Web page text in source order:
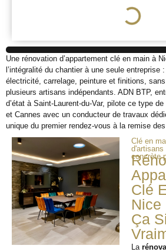
Une rénovation d’appartement clé en main à
l’intégralité du chantier à une seule entreprise
électricité, carrelage, peinture et finitions,
plusieurs artisans indépendants. ADN BTP,
d’état à Saint-Laurent-du-Var, pilote ce type
et Cannes avec un conducteur de travaux
unique du premier rendez-vous à la remise des
Clé en
d'artisans
concrète
Clé
Nice
Ça
La